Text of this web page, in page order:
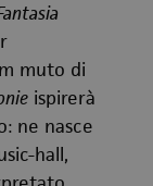
muto di
ispirerà
ne nasce
hall,